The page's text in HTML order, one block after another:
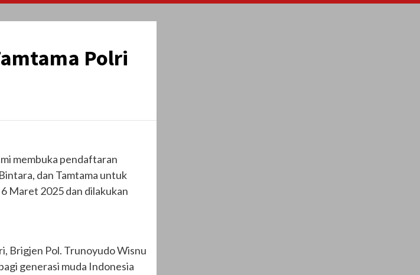
Polri
membuka pendaftaran
dan Tamtama untuk
Maret 2025 dan dilakukan
Brigjen Pol. Trunoyudo Wisnu
generasi muda Indonesia